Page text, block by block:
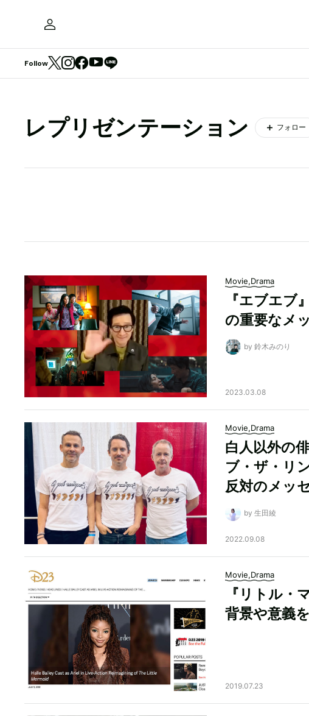
Follow
レプリゼンテーション フォロー
Movie,Drama
『エブエブ
の重要なメ
by 鈴木みのり
2023.03.08
Movie,Drama
白人以外の
ブ・ザ・リ
反対のメッ
by 生田綾
2022.09.08
Movie,Drama
『リトル・
背景や意義
2019.07.23